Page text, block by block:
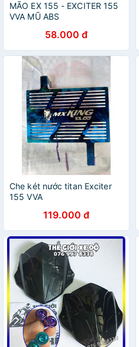
MÃO EX 155 - EXCITER 155
VVA MŨ ABS
58.000 đ
Che két nước titan Exciter
155 VVA
119.000 đ